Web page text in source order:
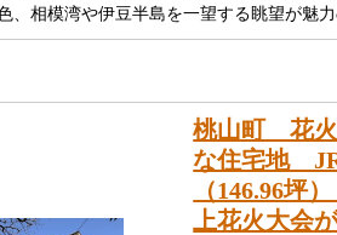
、相模湾や伊豆半島を一望する眺望が魅
桃山町 花
な住宅地
（146.96
上花火大会